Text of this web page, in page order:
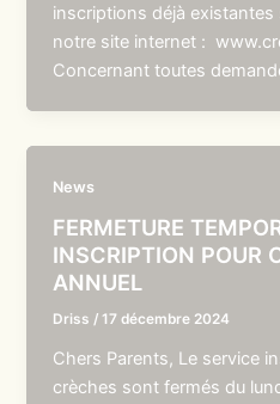
inscriptions déjà
notre site internet :
Concernant toutes
News
FERMETURE
INSCRIPTION POUR
ANNUEL
Driss /17 décembre 2024
Chers Parents, Le service
crèches sont fermés du